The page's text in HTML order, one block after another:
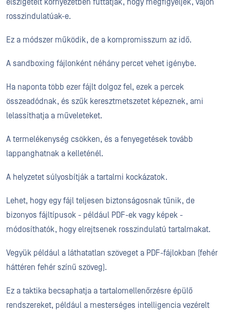
rosszindulatúak-e.
Ez a módszer működik, de a kompromisszum az idő.
A sandboxing fájlonként néhány percet vehet igénybe.
Ha naponta több ezer fájlt dolgoz fel, ezek a percek
összeadódnak, és szűk keresztmetszetet képeznek, ami
lelassíthatja a műveleteket.
A termelékenység csökken, és a fenyegetések tovább
lappanghatnak a kelleténél.
A helyzetet súlyosbítják a tartalmi kockázatok.
Lehet, hogy egy fájl teljesen biztonságosnak tűnik, de
bizonyos fájltípusok - például PDF-ek vagy képek -
módosíthatók, hogy elrejtsenek rosszindulatú tartalmakat.
Vegyük például a láthatatlan szöveget a PDF-fájlokban (fehér
háttéren fehér színű szöveg).
Ez a taktika becsaphatja a tartalomellenőrzésre épülő
rendszereket, például a mesterséges intelligencia vezérelt